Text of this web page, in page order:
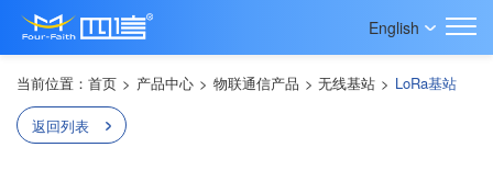
English
当前位置： 首页 > 产品中心 > 物联通信产品 > 无线基站 > LoRa基站
返回列表